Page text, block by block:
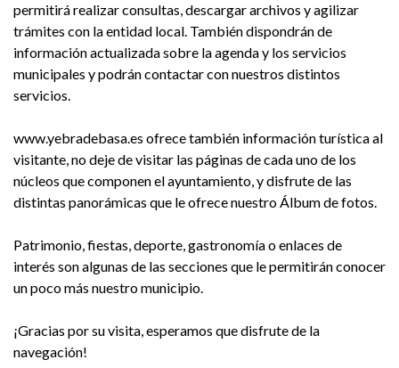
permitirá realizar consultas, descargar archivos y agilizar
trámites con la entidad local. También dispondrán de
información actualizada sobre la agenda y los servicios
municipales y podrán contactar con nuestros distintos
servicios.
www.yebradebasa.es ofrece también información turística al
visitante, no deje de visitar las páginas de cada uno de los
núcleos que componen el ayuntamiento, y disfrute de las
distintas panorámicas que le ofrece nuestro Álbum de fotos.
Patrimonio, fiestas, deporte, gastronomía o enlaces de
interés son algunas de las secciones que le permitirán conocer
un poco más nuestro municipio.
¡Gracias por su visita, esperamos que disfrute de la
navegación!